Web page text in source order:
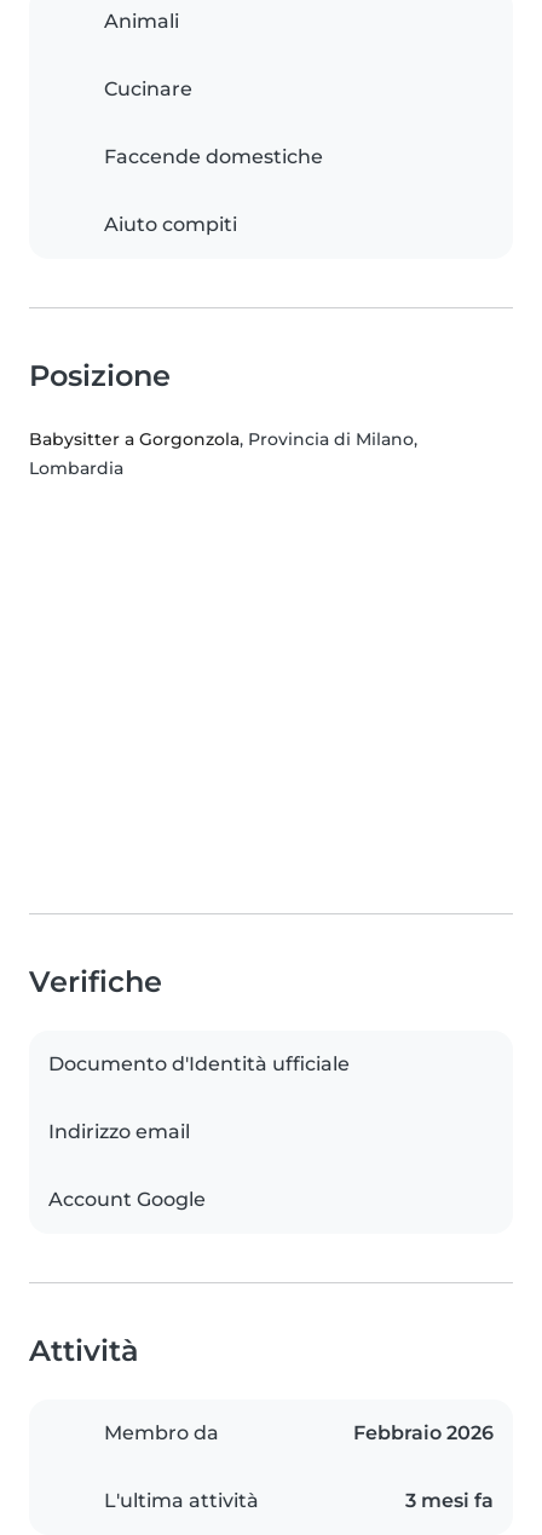
Animali
Cucinare
Faccende domestiche
Aiuto compiti
Posizione
Babysitter a Gorgonzola, Provincia di Milano,
Lombardia
Verifiche
Documento d'Identità ufficiale
Indirizzo email
Account Google
Attività
Membro da Febbraio 2026
L'ultima attività 3 mesi fa